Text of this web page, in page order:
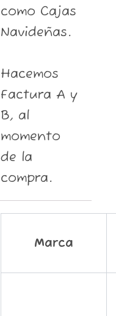
como Cajas
Navideñas.
Hacemos
Factura A y
B, al
momento
de la
compra.
Marca